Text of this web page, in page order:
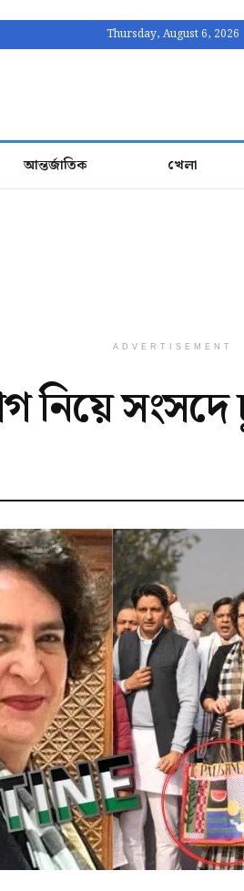
Thursday, August 6, 2026
আন্তর্জাতিক খেলা
ADVERTISEMENT
নিয়ে সংসদে